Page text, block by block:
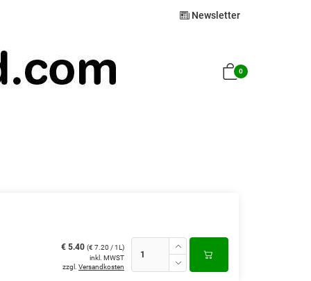
Newsletter
0
€ 5.40 (€ 7.20 / 1L)
inkl. MWST
zzgl. Versandkosten